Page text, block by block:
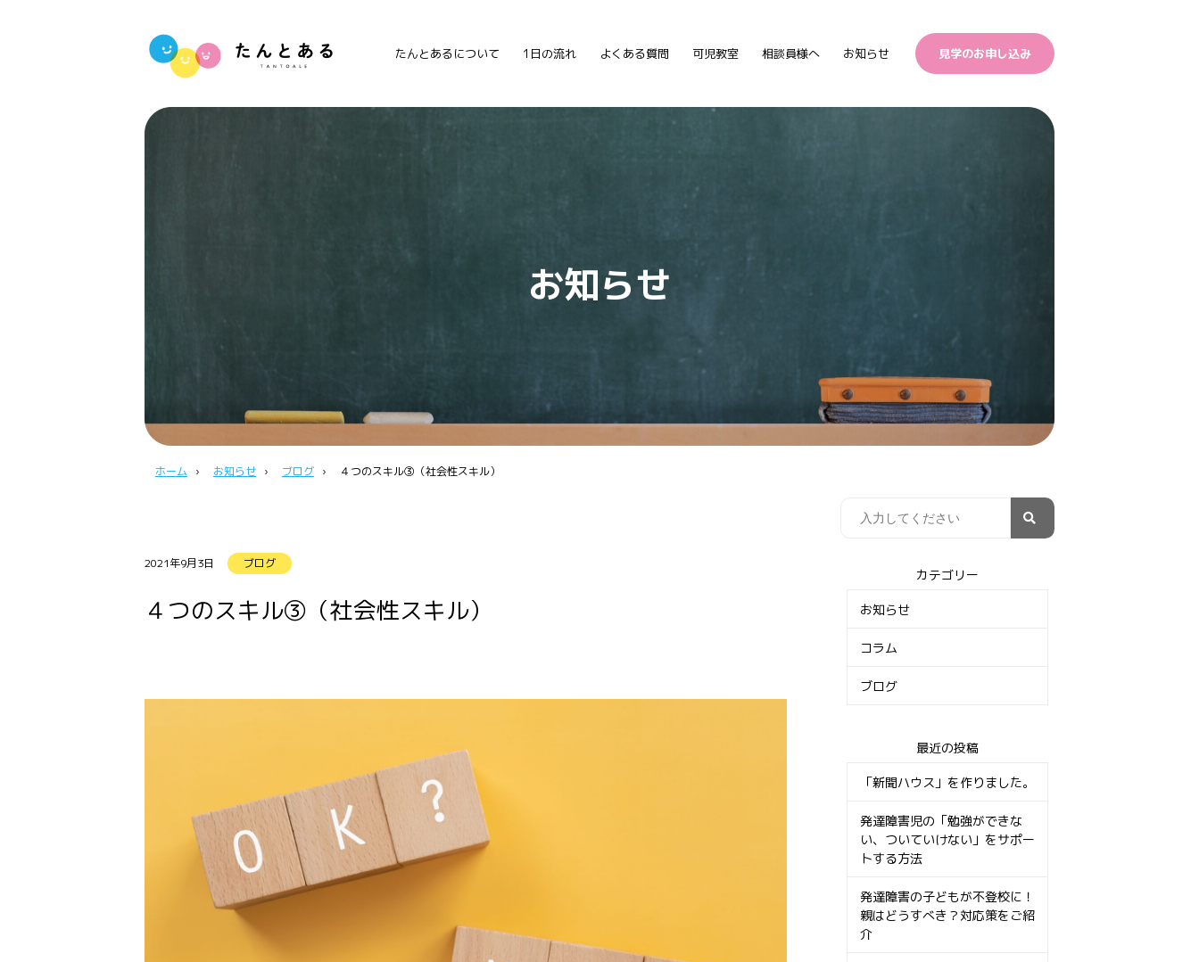
たんとあるについて 1日の流れ よくある質問 可児教室 相談員様へ お知らせ 見学のお申し込み
お知らせ
ホーム › お知らせ › ブログ › ４つのスキル③（社会性スキル）
2021年9月3日 ブログ
４つのスキル③（社会性スキル）
カテゴリー
お知らせ
コラム
ブログ
最近の投稿
「新聞ハウス」を作りました。
発達障害児の「勉強ができな
い、ついていけない」をサポー
トする方法
発達障害の子どもが不登校に！
親はどうすべき？対応策をご紹
介